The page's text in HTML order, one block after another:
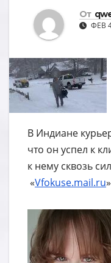
От
ФЕВ
В Индиане
что он успел к
к нему сквозь
«Vfokuse.mail.ru